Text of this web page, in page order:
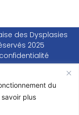
du
plus
des Dysplasies
2025